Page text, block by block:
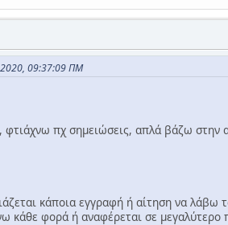
09:37:09 ΠΜ
φτιάχνω πχ σημειώσεις, απλά βάζω στην
κάποια εγγραφή ή αίτηση να
κάθε φορά ή αναφέρεται σε μεγαλύτερο